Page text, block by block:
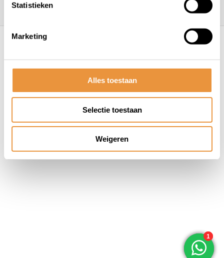
Statistieken
Marketing
Alles toestaan
Selectie toestaan
Weigeren
Contactgegevens
Algemene voorwaarden Disclaimer
Privacy
Policy
Sitemap